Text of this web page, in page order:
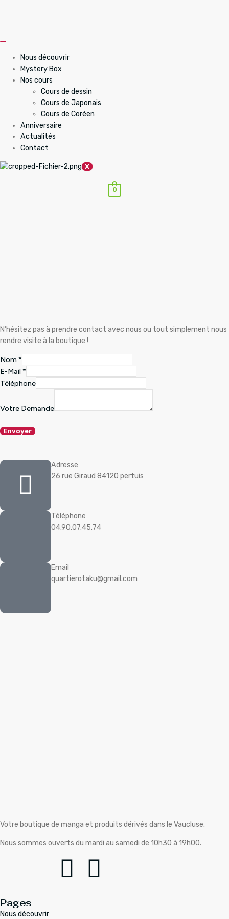
Nous découvrir
Mystery Box
Nos cours
Cours de dessin
Cours de Japonais
Cours de Coréen
Anniversaire
Actualités
Contact
X
0
N’hésitez pas à prendre contact avec nous ou tout simplement nous
rendre visite à la boutique !
Nom *
E-Mail*
Téléphone
Votre Demande
Envoyer
Adresse
26 rue Giraud 84120 pertuis
Téléphone
04.90.07.45.74
Email
quartierotaku@gmail.com
Votre boutique de manga et produits dérivés dans le Vaucluse.
Nous sommes ouverts du mardi au samedi de 10h30 à 19h00.
Pages
Nous découvrir